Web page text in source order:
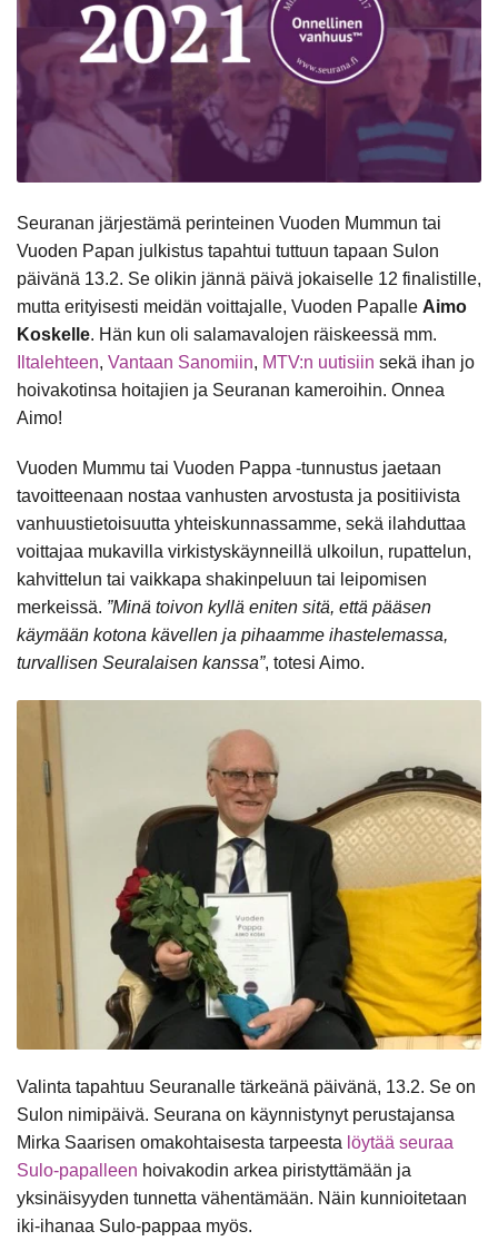
Seuranan järjestämä perinteinen Vuoden Mummun tai
Vuoden Papan julkistus tapahtui tuttuun tapaan Sulon
päivänä 13.2. Se olikin jännä päivä jokaiselle 12 finalistille,
mutta erityisesti meidän voittajalle, Vuoden Papalle Aimo
Koskelle. Hän kun oli salamavalojen räiskeessä mm.
Iltalehteen, Vantaan Sanomiin, MTV:n uutisiin sekä ihan jo
hoivakotinsa hoitajien ja Seuranan kameroihin. Onnea
Aimo!
Vuoden Mummu tai Vuoden Pappa -tunnustus jaetaan
tavoitteenaan nostaa vanhusten arvostusta ja positiivista
vanhuustietoisuutta yhteiskunnassamme, sekä ilahduttaa
voittajaa mukavilla virkistyskäynneillä ulkoilun, rupattelun,
kahvittelun tai vaikkapa shakinpeluun tai leipomisen
merkeissä. ”Minä toivon kyllä eniten sitä, että pääsen
käymään kotona kävellen ja pihaamme ihastelemassa,
turvallisen Seuralaisen kanssa”, totesi Aimo.
Valinta tapahtuu Seuranalle tärkeänä päivänä, 13.2. Se on
Sulon nimipäivä. Seurana on käynnistynyt perustajansa
Mirka Saarisen omakohtaisesta tarpeesta löytää seuraa
Sulo-papalleen hoivakodin arkea piristyttämään ja
yksinäisyyden tunnetta vähentämään. Näin kunnioitetaan
iki-ihanaa Sulo-pappaa myös.